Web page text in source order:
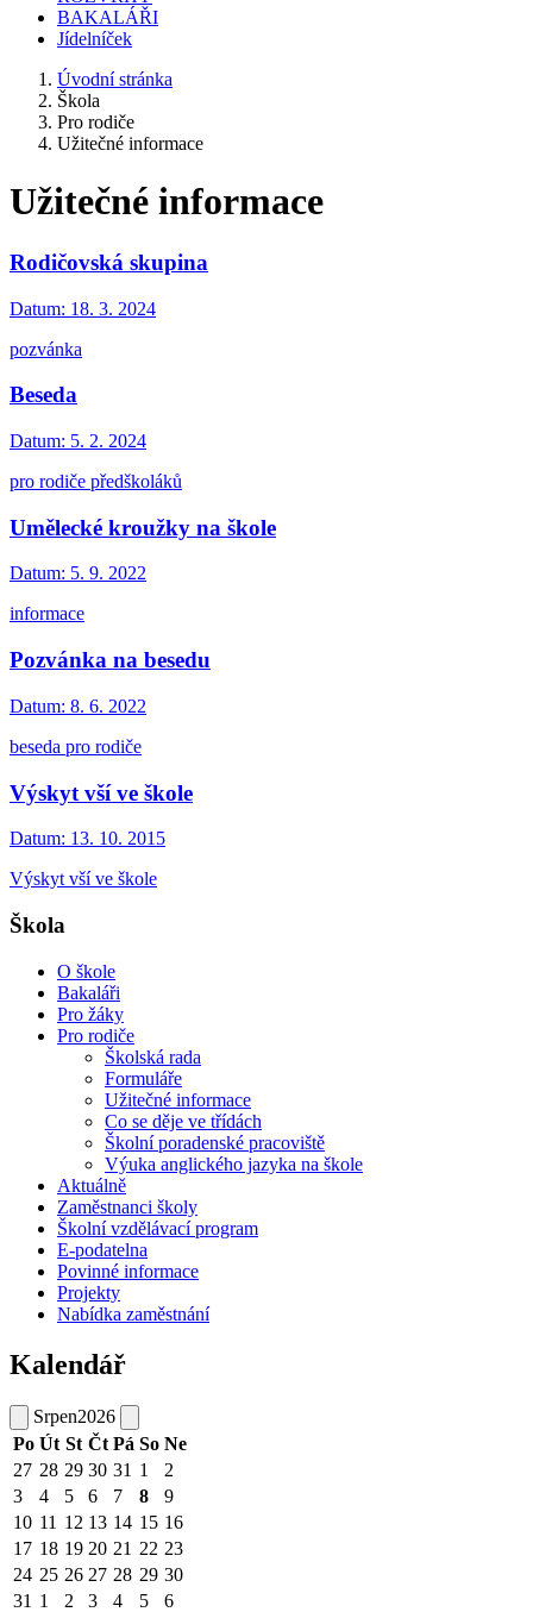
BAKALÁŘI
Jídelníček
Úvodní stránka
Škola
Pro rodiče
Užitečné informace
Užitečné informace
Rodičovská skupina
Datum: 18. 3. 2024
pozvánka
Beseda
Datum: 5. 2. 2024
pro rodiče předškoláků
Umělecké kroužky na škole
Datum: 5. 9. 2022
informace
Pozvánka na besedu
Datum: 8. 6. 2022
beseda pro rodiče
Výskyt vší ve škole
Datum: 13. 10. 2015
Výskyt vší ve škole
Škola
O škole
Bakaláři
Pro žáky
Pro rodiče
Školská rada
Formuláře
Užitečné informace
Co se děje ve třídách
Školní poradenské pracoviště
Výuka anglického jazyka na škole
Aktuálně
Zaměstnanci školy
Školní vzdělávací program
E-podatelna
Povinné informace
Projekty
Nabídka zaměstnání
Kalendář
Srpen2026
Po Út St Čt Pá So Ne
27 28 29 30 31 1
2
3
4 5 6 7 8
9
10 11 12 13 14 15 16
17 18 19 20 21 22 23
24 25 26 27 28 29 30
31 1 2 3 4 5 6